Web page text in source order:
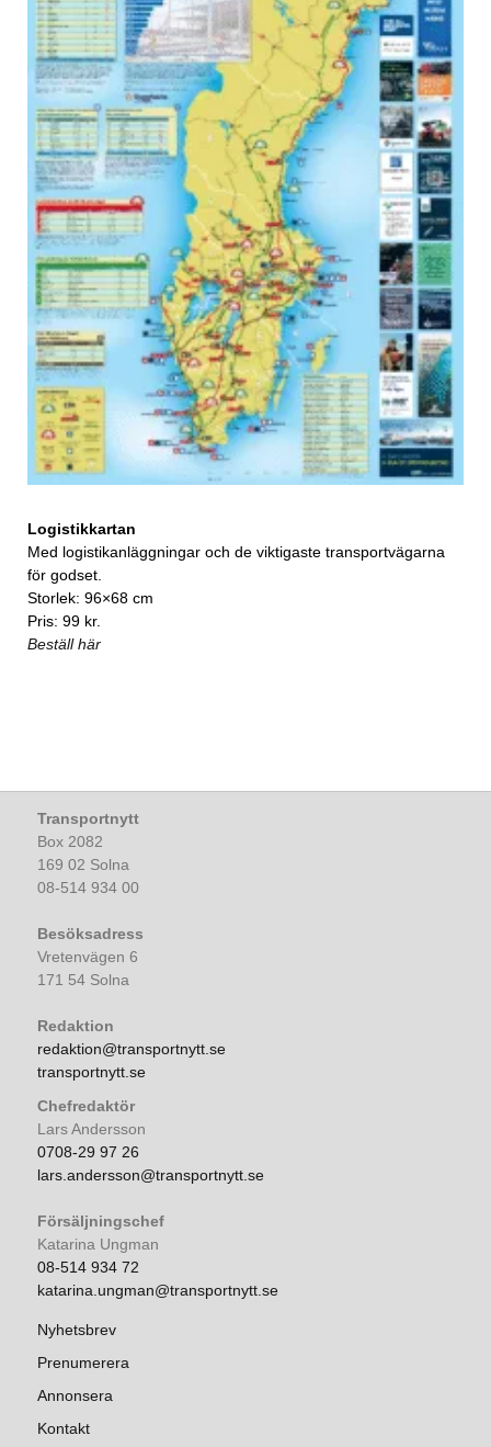
Logistikkartan
Med logistikanläggningar och de viktigaste transportvägarna
för godset.
Storlek: 96×68 cm
Pris: 99 kr.
Beställ här
Transportnytt
Box 2082
169 02 Solna
08-514 934 00
Besöksadress
Vretenvägen 6
171 54 Solna
Redaktion
redaktion@transportnytt.se
transportnytt.se
Chefredaktör
Lars Andersson
0708-29 97 26
lars.andersson@transportnytt.se
Försäljningschef
Katarina Ungman
08-514 934 72
katarina.ungman@transportnytt.se
Nyhetsbrev
Prenumerera
Annonsera
Kontakt